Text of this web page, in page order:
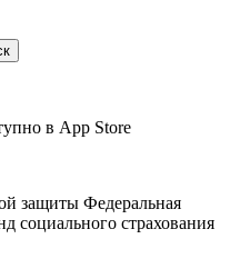
в App Store
защиты Федеральная
социального страхования